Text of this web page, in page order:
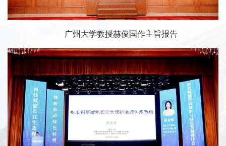
广州大学教授赫俊国作主旨报告